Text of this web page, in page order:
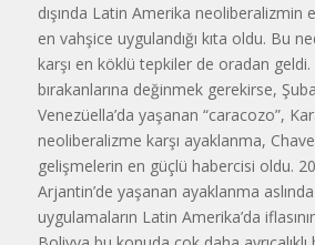
dışında Latin Amerika neoliberalizmin
en vahşice uygulandığı kıta oldu. Bu
karşı en köklü tepkiler de oradan geldi.
bırakanlarına değinmek gerekirse,
Venezüella’da yaşanan “caracozo”,
neoliberalizme karşı ayaklanma,
gelişmelerin en güçlü habercisi oldu.
Arjantin’de yaşanan ayaklanma
uygulamaların Latin Amerika’da